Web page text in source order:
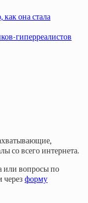
она стала
гиперреалистов
со всего интернета.
или вопросы по
форму